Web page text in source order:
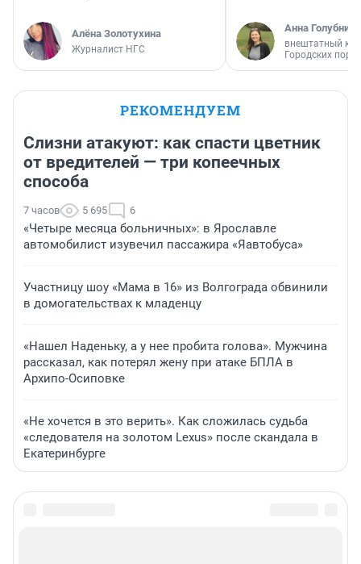
Алёна Золотухина
Журналист НГС
Анна
внештатный
Городских
РЕКОМЕНДУЕМ
Слизни атакуют: как спасти цветник
от вредителей — три копеечных
способа
7 часов 5 695 6
«Четыре месяца больничных»: в Ярославле
автомобилист изувечил пассажира «Яавтобуса»
Участницу шоу «Мама в 16» из Волгограда обвинили
в домогательствах к младенцу
«Нашел Наденьку, а у нее пробита голова». Мужчина
рассказал, как потерял жену при атаке БПЛА в
Архипо-Осиповке
«Не хочется в это верить». Как сложилась судьба
«следователя на золотом Lexus» после скандала в
Екатеринбурге